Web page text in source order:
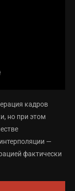
кадров
но при этом
—
фактически